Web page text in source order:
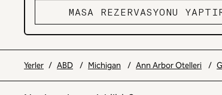
MASA REZERVASYONU
Yerler / ABD / Michigan / Ann Arbor Otelleri /